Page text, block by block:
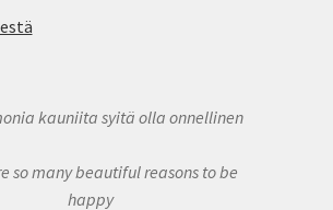
kauniita syitä olla onnellinen
so many beautiful reasons to be
happy